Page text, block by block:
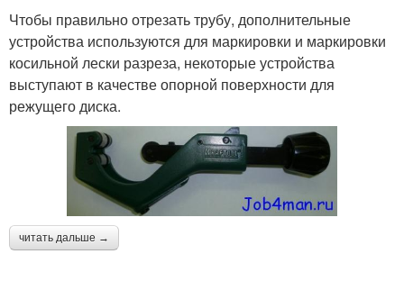
Чтобы правильно отрезать трубу, дополнительные
устройства используются для маркировки и маркировки
косильной лески разреза, некоторые устройства
выступают в качестве опорной поверхности для
режущего диска.
читать дальше →